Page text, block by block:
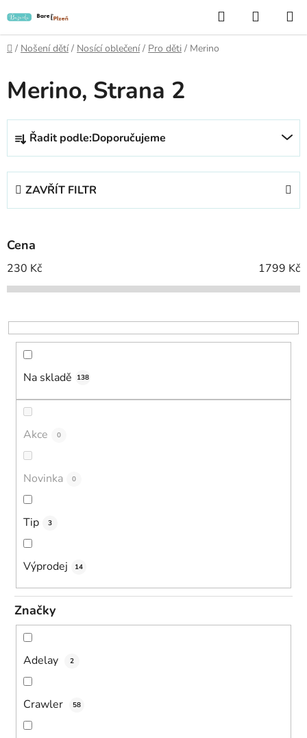
na
obsah
Hledat
KOŠÍK
Domů
/ Nošení dětí / Nosící oblečení / Pro děti / Merino
Merino, Strana 2
Ř
z
p
r
o
d
k
t
Řadit podle:Doporučujeme
ZAVŘÍT FILTR
Cena
230 Kč 1799 Kč
Na skladě 138
Akce 0
Novinka 0
Tip 3
Výprodej 14
Značky
Adelay 2
Crawler 58